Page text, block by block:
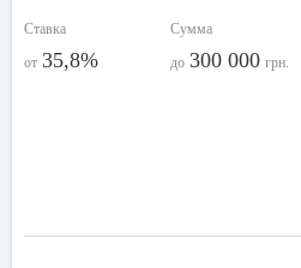
Ставка
от 35,8%
Сумма
до 300 000 грн.